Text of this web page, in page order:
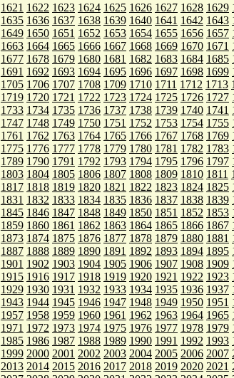
1621 1622 1623 1624 1625 1626 1627 1628 1629
1635 1636 1637 1638 1639 1640 1641 1642 1643
1649 1650 1651 1652 1653 1654 1655 1656 1657
1663 1664 1665 1666 1667 1668 1669 1670 1671
1677 1678 1679 1680 1681 1682 1683 1684 1685
1691 1692 1693 1694 1695 1696 1697 1698 1699
1705 1706 1707 1708 1709 1710 1711 1712 1713
1719 1720 1721 1722 1723 1724 1725 1726 1727
1733 1734 1735 1736 1737 1738 1739 1740 1741
1747 1748 1749 1750 1751 1752 1753 1754 1755
1761 1762 1763 1764 1765 1766 1767 1768 1769
1775 1776 1777 1778 1779 1780 1781 1782 1783
1789 1790 1791 1792 1793 1794 1795 1796 1797
1803 1804 1805 1806 1807 1808 1809 1810 1811
1817 1818 1819 1820 1821 1822 1823 1824 1825
1831 1832 1833 1834 1835 1836 1837 1838 1839
1845 1846 1847 1848 1849 1850 1851 1852 1853
1859 1860 1861 1862 1863 1864 1865 1866 1867
1873 1874 1875 1876 1877 1878 1879 1880 1881
1887 1888 1889 1890 1891 1892 1893 1894 1895
1901 1902 1903 1904 1905 1906 1907 1908 1909
1915 1916 1917 1918 1919 1920 1921 1922 1923
1929 1930 1931 1932 1933 1934 1935 1936 1937
1943 1944 1945 1946 1947 1948 1949 1950 1951
1957 1958 1959 1960 1961 1962 1963 1964 1965
1971 1972 1973 1974 1975 1976 1977 1978 1979
1985 1986 1987 1988 1989 1990 1991 1992 1993
1999 2000 2001 2002 2003 2004 2005 2006 2007
2013 2014 2015 2016 2017 2018 2019 2020 2021